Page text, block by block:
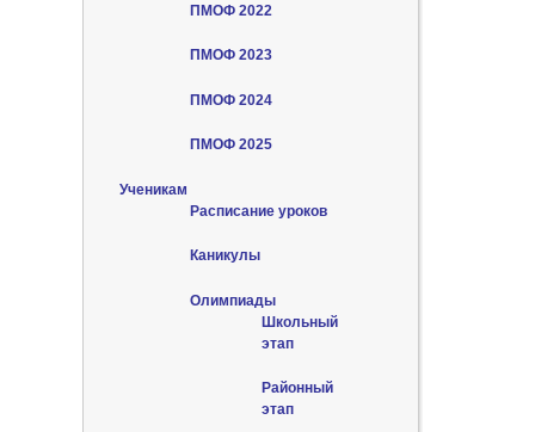
ПМОФ 2022
ПМОФ 2023
ПМОФ 2024
ПМОФ 2025
Ученикам
Расписание уроков
Каникулы
Олимпиады
Школьный
этап
Районный
этап